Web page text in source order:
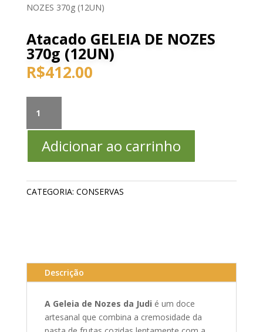
NOZES 370g (12UN)
Atacado GELEIA DE NOZES
370g (12UN)
R$412.00
GELEIA
DE
NOZES
quantidade
Adicionar ao carrinho
CATEGORIA: CONSERVAS
Descrição
A Geleia de Nozes da Judi é um doce
artesanal que combina a cremosidade da